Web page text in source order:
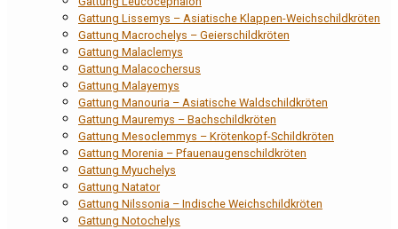
Gattung Lissemys – Asiatische Klappen-Weichschildkröten
Gattung Macrochelys – Geierschildkröten
Gattung Malaclemys
Gattung Malacochersus
Gattung Malayemys
Gattung Manouria – Asiatische Waldschildkröten
Gattung Mauremys – Bachschildkröten
Gattung Mesoclemmys – Krötenkopf-Schildkröten
Gattung Morenia – Pfauenaugenschildkröten
Gattung Myuchelys
Gattung Natator
Gattung Nilssonia – Indische Weichschildkröten
Gattung Notochelys